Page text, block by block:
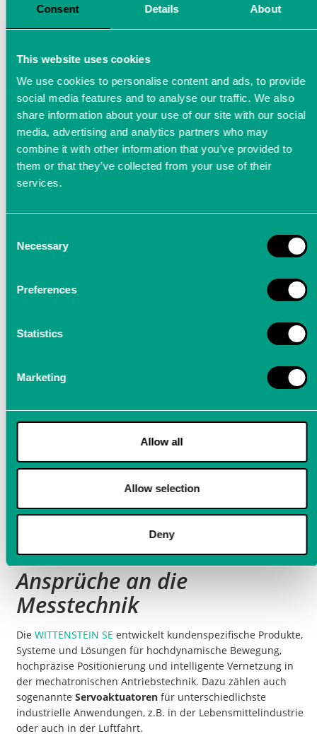
Consent Details About
This website uses cookies
We use cookies to personalise content and ads, to provide
social media features and to analyse our traffic. We also
share information about your use of our site with our social
media, advertising and analytics partners who may
combine it with other information that you’ve provided to
them or that they’ve collected from your use of their
services.
Selection
Necessary
Preferences
Statistics
Marketing
Allow all
Allow selection
Deny
Servoaktuatoren
Hohe Anforderungen bei der elektrischen
Leistungsmessung an Servoaktuatoren durch
den Power-Analyzer LTTsmart
LTT-Messtechnik im Einsatz bei Wittenstein SE an Servo-
Servoaktuatoren: Hohe
Ansprüche an die
Messtechnik
Die WITTENSTEIN SE entwickelt kundenspezifische Produkte,
Systeme und Lösungen für hochdynamische Bewegung,
hochpräzise Positionierung und intelligente Vernetzung in
der mechatronischen Antriebstechnik. Dazu zählen auch
sogenannte Servoaktuatoren für unterschiedlichste
industrielle Anwendungen, z.B. in der Lebensmittelindustrie
oder auch in der Luftfahrt.